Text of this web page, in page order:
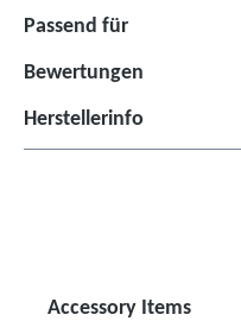
Passend für
Bewertungen
Herstellerinfo
Produktgalerie
Accessory Items